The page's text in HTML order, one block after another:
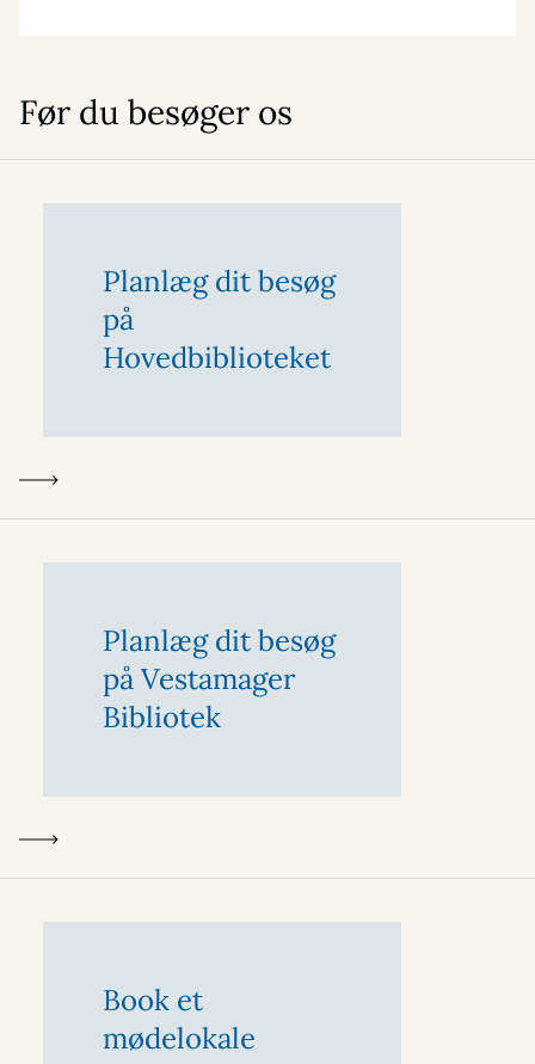
Før du besøger os
Planlæg dit besøg
på
Hovedbiblioteket
Planlæg dit besøg
på Vestamager
Bibliotek
Book et
mødelokale